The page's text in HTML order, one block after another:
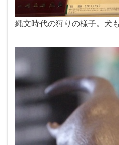
縄文時代の狩りの様子。犬